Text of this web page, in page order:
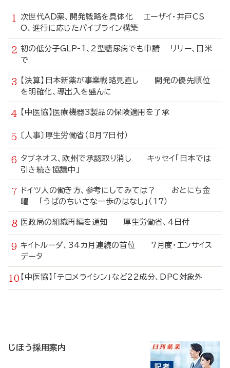
次世代AD薬、開発戦略を具体化 エーザイ・井戸CS
O、進行に応じたパイプライン構築
初の低分子GLP-1、2型糖尿病でも申請 リリー、日米
で
【決算】日本新薬が事業戦略見直し 開発の優先順位
を明確化、導出入を盛んに
【中医協】医療機器3製品の保険適用を了承
〔人事〕厚生労働省（8月7日付）
タブネオス、欧州で承認取り消し キッセイ「日本では
引き続き協議中」
ドイツ人の働き方、参考にしてみては？ おとにち金
曜 「うぱのちいさな一歩のはなし」（17）
医政局の組織再編を通知 厚生労働省、4日付
キイトルーダ、34カ月連続の首位 7月度・エンサイス
データ
【中医協】「テロメライシン」など22成分、DPC対象外
じほう採用案内